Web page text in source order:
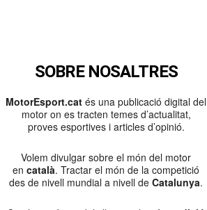
SOBRE NOSALTRES
MotorEsport.cat és una publicació digital del
motor on es tracten temes d’actualitat,
proves esportives i articles d’opinió.
Volem divulgar sobre el món del motor
en català. Tractar el món de la competició
des de nivell mundial a nivell de Catalunya.